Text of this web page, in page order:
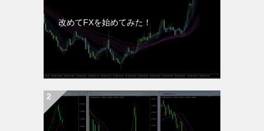
改めてFXを始めてみた！